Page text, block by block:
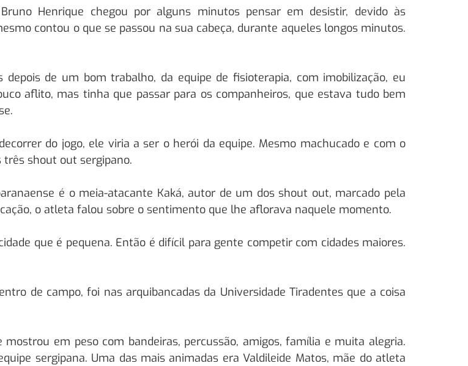
Henrique chegou por alguns minutos pensar em desistir, devido às
contou o que se passou na sua cabeça, durante aqueles longos minutos.
de um bom trabalho, da equipe de fisioterapia, com imobilização, eu
aflito, mas tinha que passar para os companheiros, que estava tudo bem
do jogo, ele viria a ser o herói da equipe. Mesmo machucado e com o
três shout out sergipano.
é o meia-atacante Kaká, autor de um dos shout out, marcado pela
o atleta falou sobre o sentimento que lhe aflorava naquele momento.
que é pequena. Então é difícil para gente competir com cidades maiores.
de campo, foi nas arquibancadas da Universidade Tiradentes que a coisa
em peso com bandeiras, percussão, amigos, família e muita alegria.
sergipana. Uma das mais animadas era Valdileide Matos, mãe do atleta